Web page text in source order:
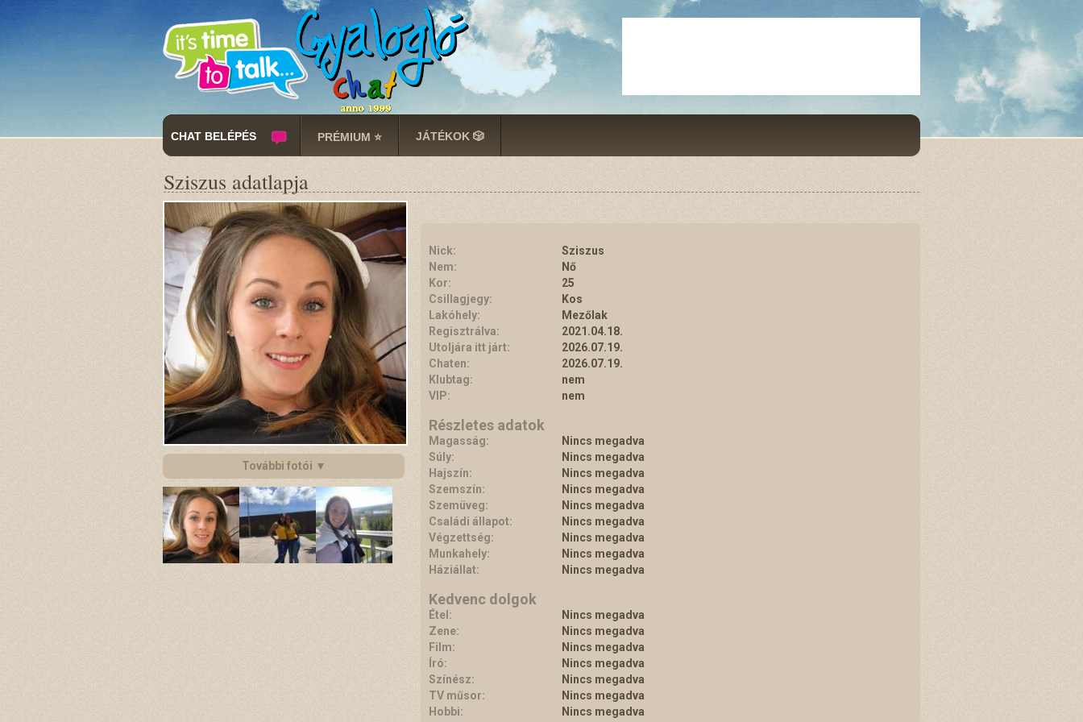
CHAT BELÉPÉS PRÉMIUM ⭐ JÁTÉKOK 🎲
Sziszus adatlapja
További fotói ▼
Nick:
Sziszus
Nem:
Nő
Kor:
25
Csillagjegy:
Kos
Lakóhely:
Mezőlak
Regisztrálva:
2021.04.18.
Utoljára itt járt:
2026.07.19.
Chaten:
2026.07.19.
Klubtag:
nem
VIP:
nem
Részletes adatok
Magasság:
Nincs megadva
Súly:
Nincs megadva
Hajszín:
Nincs megadva
Szemszín:
Nincs megadva
Szemüveg:
Nincs megadva
Családi állapot:
Nincs megadva
Végzettség:
Nincs megadva
Munkahely:
Nincs megadva
Háziállat:
Nincs megadva
Kedvenc dolgok
Étel:
Nincs megadva
Zene:
Nincs megadva
Film:
Nincs megadva
Író:
Nincs megadva
Színész:
Nincs megadva
TV műsor:
Nincs megadva
Hobbi:
Nincs megadva